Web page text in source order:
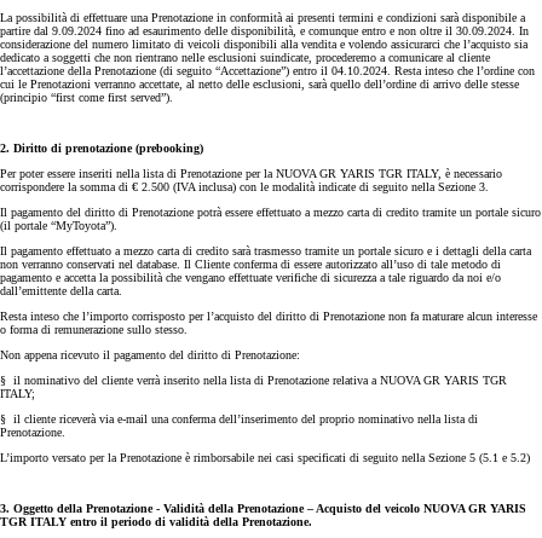
La possibilità di effettuare una Prenotazione in conformità ai presenti termini e condizioni sarà disponibile a
partire dal 9.09.2024 fino ad esaurimento delle disponibilità, e comunque entro e non oltre il 30.09.2024. In
considerazione del numero limitato di veicoli disponibili alla vendita e volendo assicurarci che l’acquisto sia
dedicato a soggetti che non rientrano nelle esclusioni suindicate, procederemo a comunicare al cliente
l’accettazione della Prenotazione (di seguito “Accettazione”) entro il 04.10.2024. Resta inteso che l’ordine con
cui le Prenotazioni verranno accettate, al netto delle esclusioni, sarà quello dell’ordine di arrivo delle stesse
(principio “first come first served”).
2. Diritto di prenotazione (prebooking)
Per poter essere inseriti nella lista di Prenotazione per la NUOVA GR YARIS TGR ITALY, è necessario
corrispondere la somma di € 2.500 (IVA inclusa) con le modalità indicate di seguito nella Sezione 3.
Il pagamento del diritto di Prenotazione potrà essere effettuato a mezzo carta di credito tramite un portale sicuro
(il portale “MyToyota”).
Il pagamento effettuato a mezzo carta di credito sarà trasmesso tramite un portale sicuro e i dettagli della carta
non verranno conservati nel database. Il Cliente conferma di essere autorizzato all’uso di tale metodo di
pagamento e accetta la possibilità che vengano effettuate verifiche di sicurezza a tale riguardo da noi e/o
dall’emittente della carta.
Resta inteso che l’importo corrisposto per l’acquisto del diritto di Prenotazione non fa maturare alcun interesse
o forma di remunerazione sullo stesso.
Non appena ricevuto il pagamento del diritto di Prenotazione:
§ il nominativo del cliente verrà inserito nella lista di Prenotazione relativa a NUOVA GR YARIS TGR
ITALY;
§ il cliente riceverà via e-mail una conferma dell’inserimento del proprio nominativo nella lista di
Prenotazione.
L’importo versato per la Prenotazione è rimborsabile nei casi specificati di seguito nella Sezione 5 (5.1 e 5.2)
3. Oggetto della Prenotazione - Validità della Prenotazione – Acquisto del veicolo NUOVA GR YARIS
TGR ITALY entro il periodo di validità della Prenotazione.